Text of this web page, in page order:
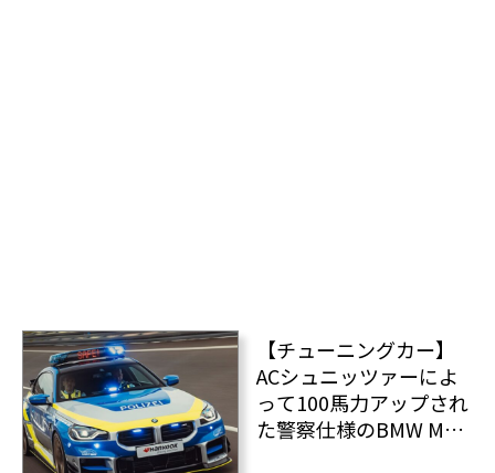
【チューニングカー】
ACシュニッツァーによ
って100馬力アップされ
た警察仕様のBMW M2